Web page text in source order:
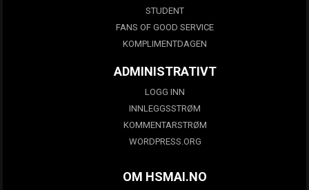
STUDENT
FANS OF GOOD SERVICE
KOMPLIMENTDAGEN
ADMINISTRATIVT
LOGG INN
INNLEGGSSTRØM
KOMMENTARSTRØM
WORDPRESS.ORG
OM HSMAI.NO